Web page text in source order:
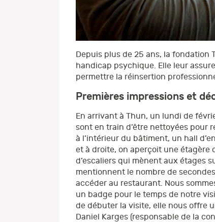
Depuis plus de 25 ans, la fondation
handicap psychique. Elle leur
permettre la réinsertion
Premières impressions et
En arrivant à Thun, un lundi de
sont en train d’être nettoyées pour
à l’intérieur du bâtiment, un hall
et à droite, on aperçoit une étagère
d’escaliers qui mènent aux étages
mentionnent le nombre de
accéder au restaurant. Nous
un badge pour le temps de notre
de débuter la visite, elle nous offre
Daniel Karges (responsable de la